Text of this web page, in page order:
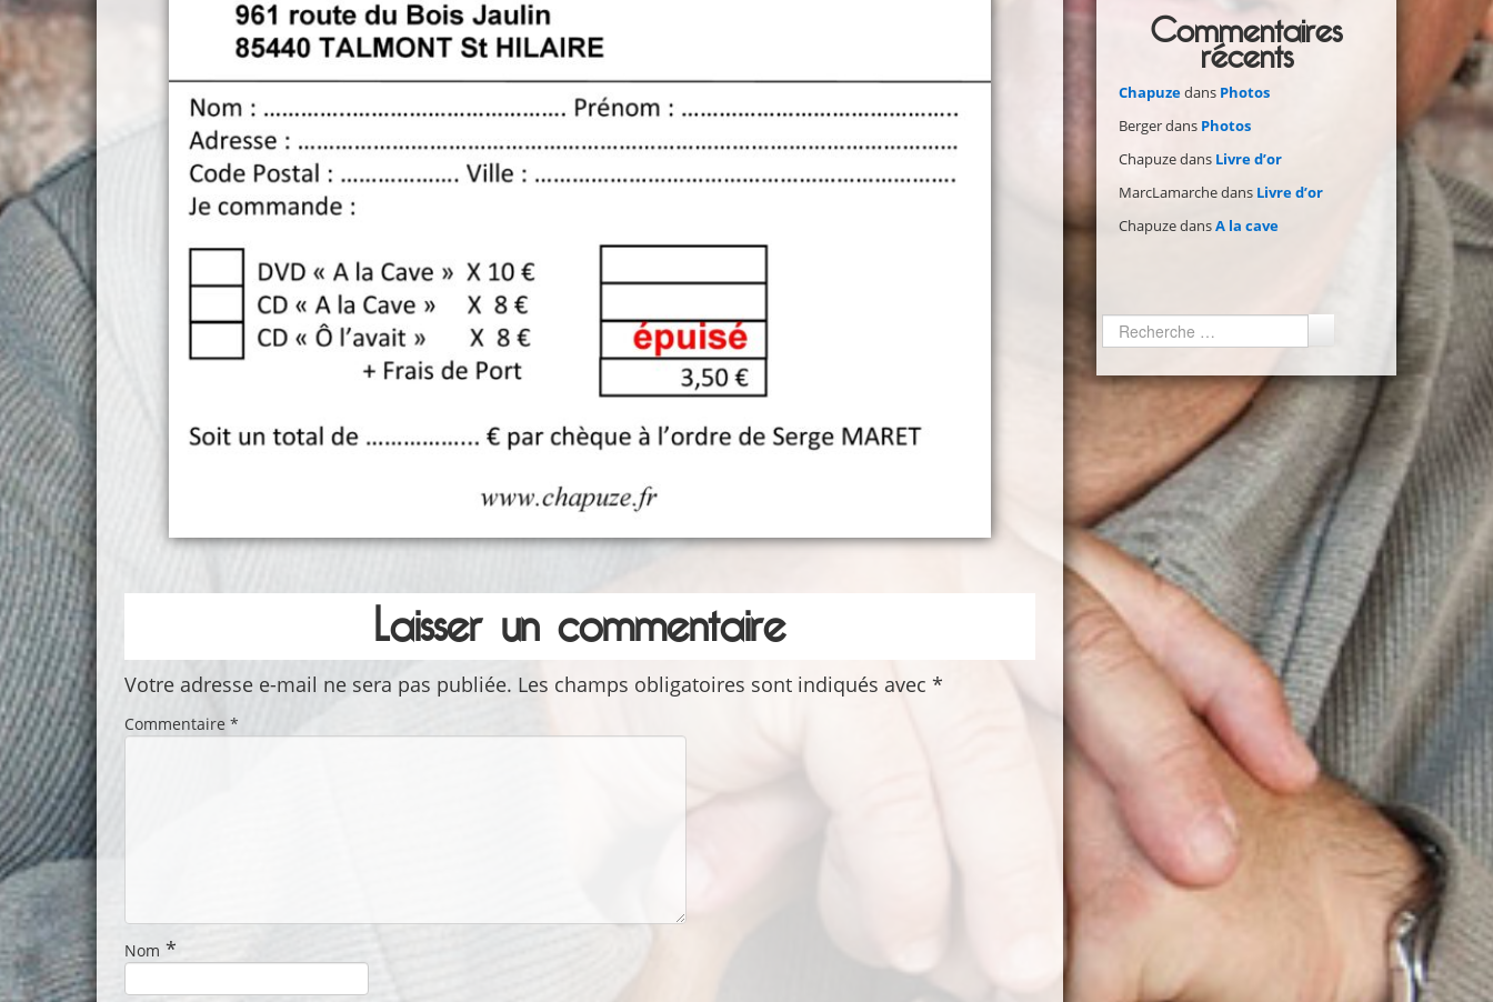
Laisser un commentaire
Votre adresse e-mail ne sera pas publiée. Les champs obligatoires sont indiqués avec *
Commentaire *
Nom *
Commentaires
récents
Chapuzedans Photos
Bergerdans Photos
Chapuzedans Livre d’or
MarcLamarchedans Livre d’or
ChapuzedansA la cave